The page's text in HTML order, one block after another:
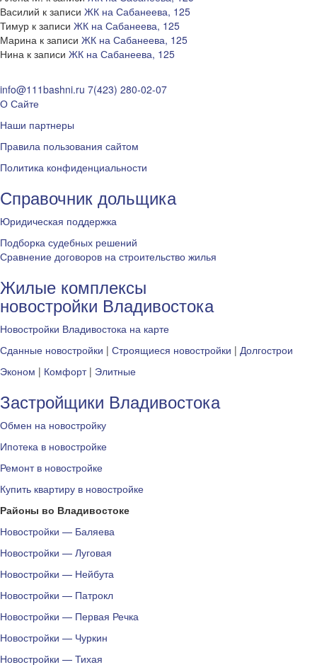
Василий к записи ЖК на Сабанеева, 125
Тимур к записи ЖК на Сабанеева, 125
Марина к записи ЖК на Сабанеева, 125
Нина к записи ЖК на Сабанеева, 125
info@111bashni.ru 7(423) 280-02-07
О Сайте
Наши партнеры
Правила пользования сайтом
Политика конфиденциальности
Справочник дольщика
Юридическая поддержка
Подборка судебных решений
Сравнение договоров на строительство жилья
Жилые комплексы
новостройки Владивостока
Новостройки Владивостока на карте
Сданные новостройки | Строящиеся новостройки | Долгострои
Эконом | Комфорт| Элитные
Застройщики Владивостока
Обмен на новостройку
Ипотека в новостройке
Ремонт в новостройке
Купить квартиру в новостройке
Районы во Владивостоке
Новостройки — Баляева
Новостройки — Луговая
Новостройки — Нейбута
Новостройки — Патрокл
Новостройки — Первая Речка
Новостройки — Чуркин
Новостройки — Тихая